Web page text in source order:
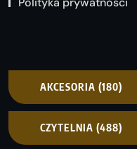
AKCESORIA (180)
CZYTELNIA (488)